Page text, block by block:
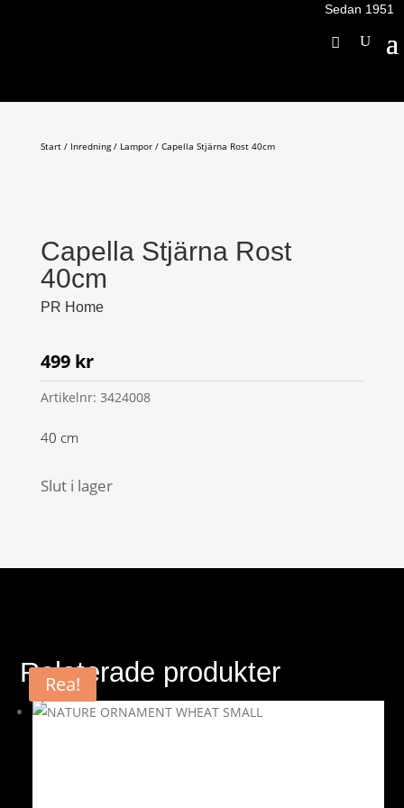
Sedan 1951
Start/ Inredning/ Lampor/ Capella Stjärna Rost 40cm
Capella Stjärna Rost
40cm
PR Home
499 kr
Artikelnr: 3424008
40 cm
Slut i lager
Relaterade produkter
Rea!